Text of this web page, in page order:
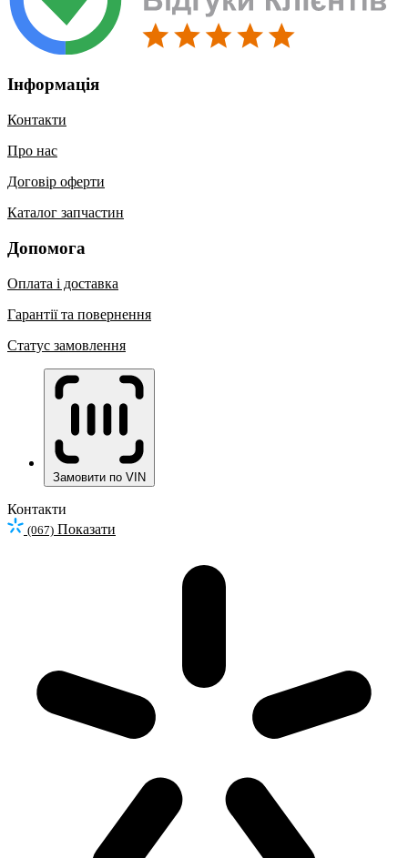
Інформація
Контакти
Про нас
Договір оферти
Каталог запчастин
Допомога
Оплата і доставка
Гарантії та повернення
Статус замовлення
Замовити по VIN
Контакти
(067) Показати